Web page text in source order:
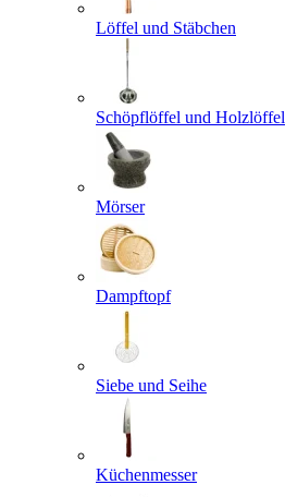
Löffel und Stäbchen
Schöpflöffel und Holzlöffel
Mörser
Dampftopf
Siebe und Seihe
Küchenmesser